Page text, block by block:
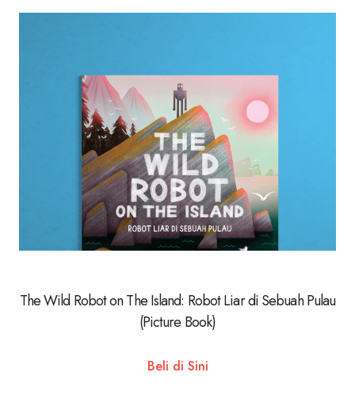
The Wild Robot on The Island: Robot Liar di Sebuah Pulau
(Picture Book)
Beli di Sini